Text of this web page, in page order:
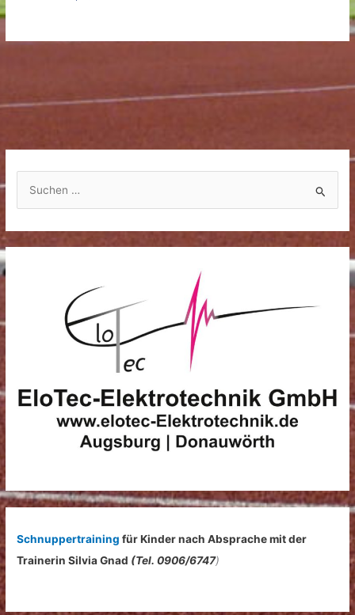
:
Schnuppertrainingfür Kinder nach Absprache mit der
Trainerin Silvia Gnad (Tel. 0906/6747)